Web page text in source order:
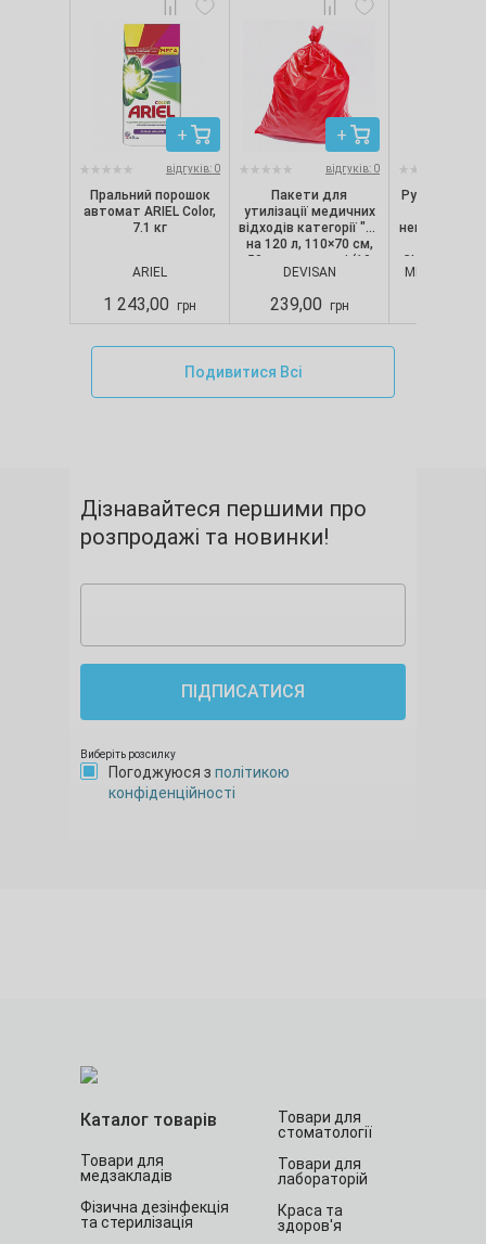
відгуків: 0
Пральний порошок
автомат ARIEL Color,
7.1 кг
ARIEL
1 243,00 грн
відгуків: 0
Пакети для
утилізації медичних
відходів категорії "B"
на 120 л, 110×70 см,
50 мкм, червоні (10
шт./уп.), Devisan
DEVISAN
239,00 грн
Рукавички
непопудрені,
CLASSIC,
MERCATOR
Подивитися Всі
Дізнавайтеся першими про
розпродажі та новинки!
ПІДПИСАТИСЯ
Виберіть розсилку
Погоджуюся з політикою
конфіденційності
Каталог товарів
Товари для
медзакладів
Фізична дезінфекція
та стерилізація
Товари для
стоматології
Товари для
лабораторій
Краса та
здоров'я